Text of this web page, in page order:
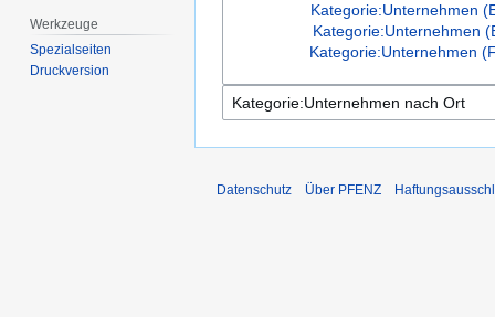
Kategorie:Unternehmen
Kategorie:Unternehmen
Kategorie:Unternehmen
Werkzeuge
Spezialseiten
Druckversion
Datenschutz Über PFENZ